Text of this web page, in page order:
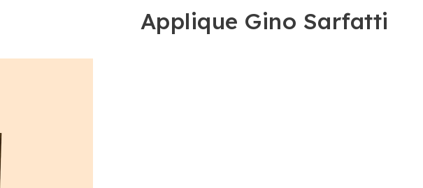
Applique Gino Sarfatti